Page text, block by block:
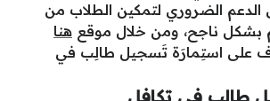
الضروري لتمكين الطلاب من
بشكل ناجح، ومن خلال موقع هنا
على استِمارَة تَسجيل طالِب في
طالب في تكافل